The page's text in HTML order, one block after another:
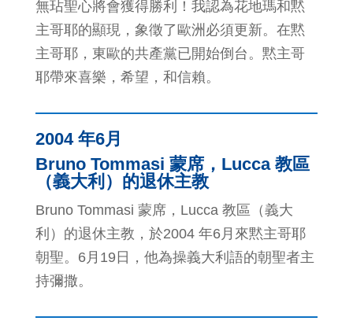
無玷聖心將會獲得勝利！我認為花地瑪和黙
主哥耶的顯現，象徵了歐洲必須更新。在黙
主哥耶，東歐的共產黨已開始倒台。黙主哥
耶帶來喜樂，希望，和信賴。
2004 年6月
Bruno Tommasi 蒙席，Lucca 教區
（義大利）的退休主教
Bruno Tommasi 蒙席，Lucca 教區（義大
利）的退休主教，於2004 年6月來黙主哥耶
朝聖。6月19日，他為操義大利語的朝聖者主
持彌撒。